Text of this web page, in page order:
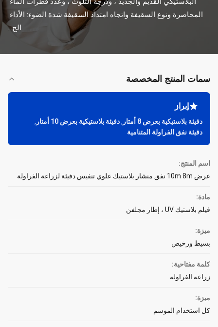
الج...
سمات المنتج المخصصة
إبراز
دفيئة بلاستيكية بعرض 8 أمتار ,دفيئة بلاستيكية بعرض 10 أمتار
,
دفيئة نفق الفراولة المتنامية
اسم المنتج:
عرض 10m 8m نفق منشار بلاستيك علوي تنفيس دفيئة لزراعة الفراولة
مادة:
فيلم بلاستيك UV ، إطار مجلفن
ميزة:
بسيط ورخيص
كلمة مفتاحية:
زراعة الفراولة
ميزة:
كل استخدام الموسم